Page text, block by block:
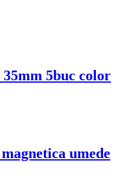
5buc color
umede